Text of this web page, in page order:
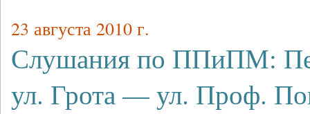
23 августа 2010 г.
Слушания по ППиПМ:
ул. Грота — ул. Проф.